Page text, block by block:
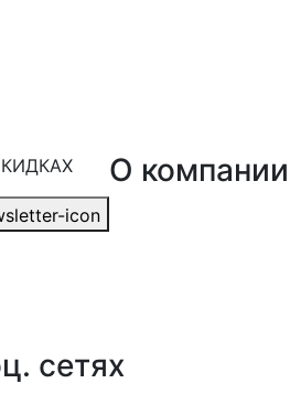
О компании
сетях